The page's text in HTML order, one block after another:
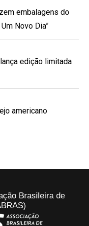
embalagens do
Novo Dia”
edição limitada
americano
Brasileira de